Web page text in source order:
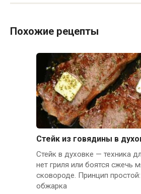
Похожие рецепты
Стейк из говядины в
Стейк в духовке — техника
нет гриля или боятся сжечь
сковороде. Принцип
обжарка